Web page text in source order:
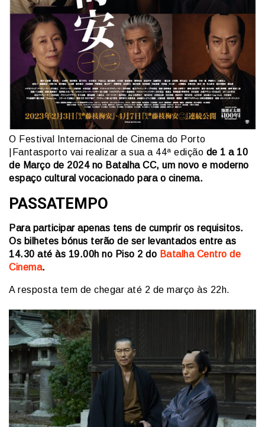
O Festival Internacional de Cinema do Porto
|Fantasporto vai realizar a sua a 44ª edição de 1 a 10
de Março de 2024 no Batalha CC, um novo e moderno
espaço cultural vocacionado para o cinema.
PASSATEMPO
Para participar apenas tens de cumprir os requisitos.
Os bilhetes bónus terão de ser levantados entre as
14.30 até às 19.00h no Piso 2 do Batalha Centro de
Cinema.
A resposta tem de chegar até 2 de março às 22h.